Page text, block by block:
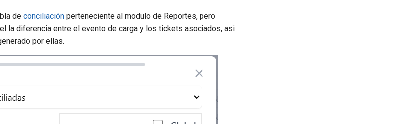
de conciliación perteneciente al modulo de Reportes, pero
la diferencia entre el evento de carga y los tickets asociados, asi
por ellas.